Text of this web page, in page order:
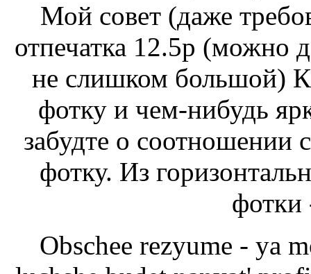
Мой совет (даже
отпечатка 12.5р (можно
не слишком большой)
фотку и чем-нибудь
забудте о соотношении
фотку. Из
фотки
Obschee rezyume - ya